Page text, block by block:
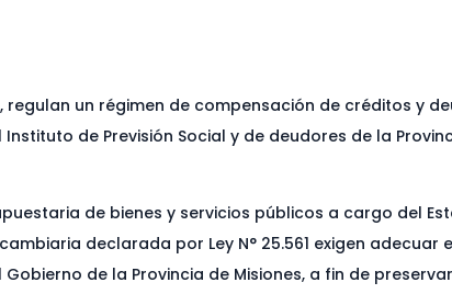
regulan un régimen de compensación de créditos y
de Previsión Social y de deudores de la
de bienes y servicios públicos a cargo del
declarada por Ley N° 25.561 exigen adecuar
de la Provincia de Misiones, a fin de